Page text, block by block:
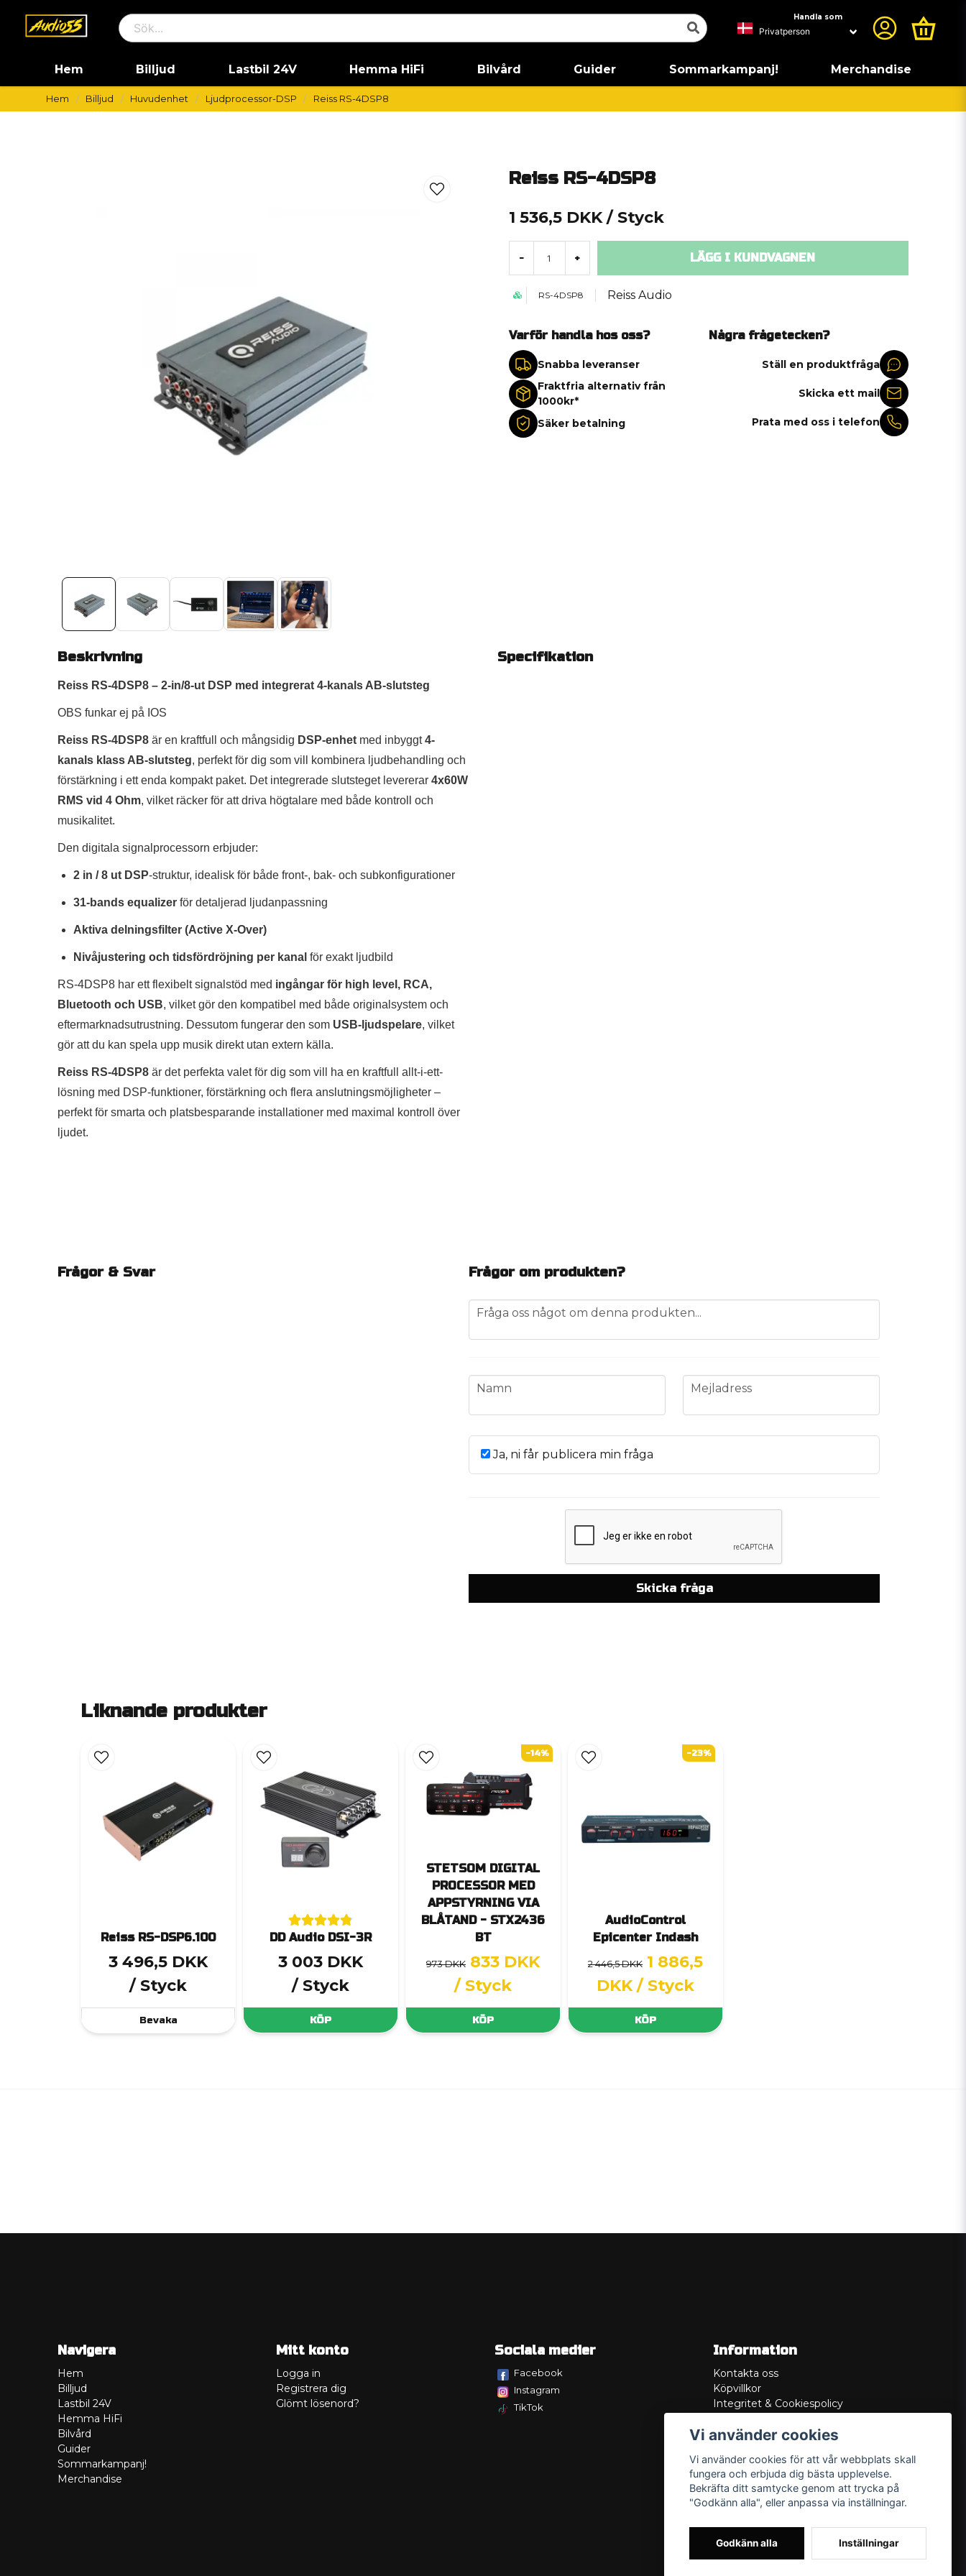
Handla som
Hem Billjud Lastbil 24V Hemma HiFi Bilvård Guider Sommarkampanj! Merchandise
Hem Billjud Huvudenhet Ljudprocessor-DSP Reiss RS-4DSP8
Reiss RS-4DSP8
1 536,5 DKK / Styck
- + LÄGG I KUNDVAGNEN
RS-4DSP8 Reiss Audio
Varför handla hos oss?
Snabba leveranser
Fraktfria alternativ från
1000kr*
Säker betalning
Några frågetecken?
Ställ en produktfråga
Skicka ett mail
Prata med oss i telefon
Beskrivning
Reiss RS-4DSP8 – 2-in/8-ut DSP med integrerat 4-kanals AB-slutsteg
OBS funkar ej på IOS
Reiss RS-4DSP8 är en kraftfull och mångsidig DSP-enhet med inbyggt 4-
kanals klass AB-slutsteg, perfekt för dig som vill kombinera ljudbehandling och
förstärkning i ett enda kompakt paket. Det integrerade slutsteget levererar 4x60W
RMS vid 4 Ohm, vilket räcker för att driva högtalare med både kontroll och
musikalitet.
Den digitala signalprocessorn erbjuder:
2 in / 8 ut DSP-struktur, idealisk för både front-, bak- och subkonfigurationer
31-bands equalizer för detaljerad ljudanpassning
Aktiva delningsfilter (Active X-Over)
Nivåjustering och tidsfördröjning per kanal för exakt ljudbild
RS-4DSP8 har ett flexibelt signalstöd med ingångar för high level, RCA,
Bluetooth och USB, vilket gör den kompatibel med både originalsystem och
eftermarknadsutrustning. Dessutom fungerar den som USB-ljudspelare, vilket
gör att du kan spela upp musik direkt utan extern källa.
Reiss RS-4DSP8 är det perfekta valet för dig som vill ha en kraftfull allt-i-ett-
lösning med DSP-funktioner, förstärkning och flera anslutningsmöjligheter –
perfekt för smarta och platsbesparande installationer med maximal kontroll över
ljudet.
Specifikation
Frågor & Svar Frågor om produkten?
question
Fråga oss något om denna produkten...
name
Namn email
Mejladress
Ja, ni får publicera min fråga
Skicka fråga
Liknande produkter
Reiss RS-DSP6.100
3 496,5 DKK
/ Styck
Bevaka
DD Audio DSI-3R
3 003 DKK
/ Styck
KÖP
STETSOM DIGITAL
PROCESSOR MED
APPSTYRNING VIA
BLÅTAND - STX2436
BT
973 DKK 833 DKK
/ Styck
KÖP
-14%
AudioControl
Epicenter Indash
2 446,5 DKK 1 886,5
DKK / Styck
KÖP
-23%
Navigera
Hem
Billjud
Lastbil 24V
Hemma HiFi
Bilvård
Guider
Sommarkampanj!
Merchandise
Mitt konto
Logga in
Registrera dig
Glömt lösenord?
Sociala medier
Facebook
Instagram
TikTok
Information
Kontakta oss
Köpvillkor
Integritet & Cookiespolicy
Service/Garanti
Lådritning
Om oss
Vi använder cookies
Vi använder cookies för att vår webbplats skall
fungera och erbjuda dig bästa upplevelse.
Bekräfta ditt samtycke genom att trycka på
"Godkänn alla", eller anpassa via inställningar.
Godkänn alla Inställningar